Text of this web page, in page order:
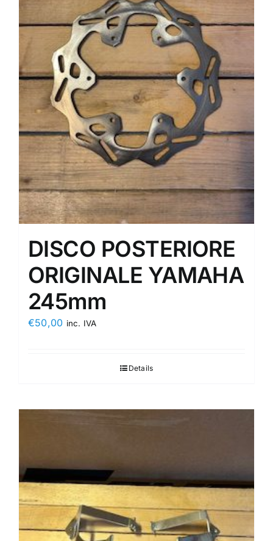
DISCO POSTERIORE
ORIGINALE YAMAHA
245mm
€50,00 inc. IVA
Details